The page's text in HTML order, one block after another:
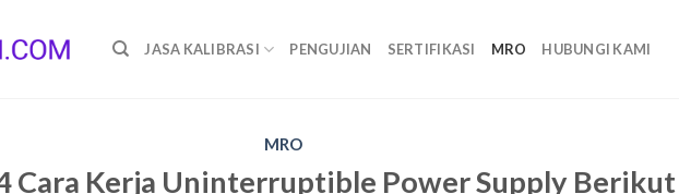
JASA KALIBRASI PENGUJIAN SERTIFIKASI MRO HUBUNGI KAMI
MRO
Cara Kerja Uninterruptible Power Supply Berikut